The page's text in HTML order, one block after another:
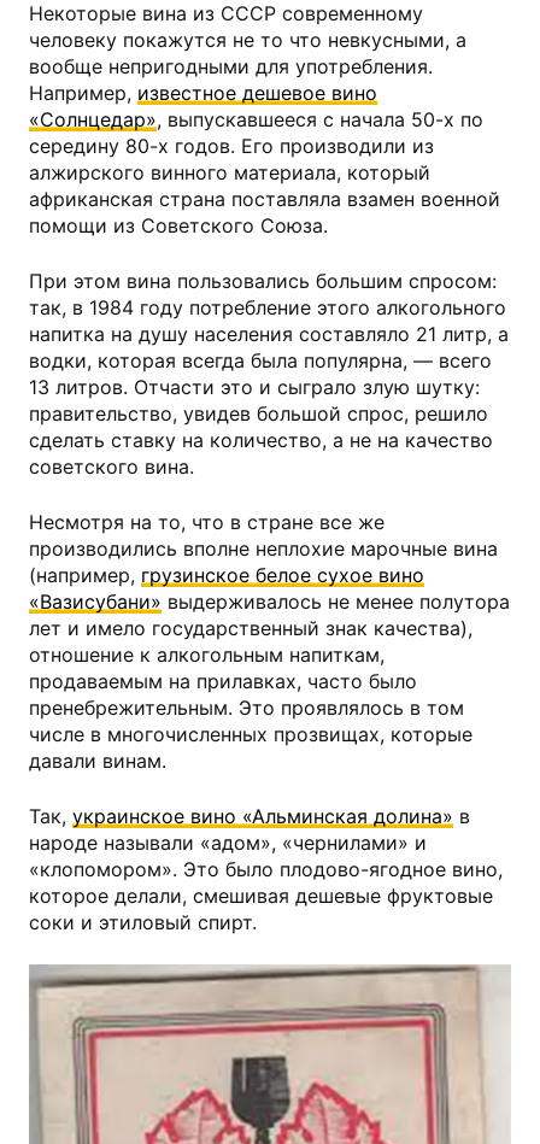
Некоторые вина из СССР современному
человеку покажутся не то что невкусными, а
вообще непригодными для употребления.
Например, известное дешевое вино
«Солнцедар», выпускавшееся с начала 50-х по
середину 80-х годов. Его производили из
алжирского винного материала, который
африканская страна поставляла взамен военной
помощи из Советского Союза.
При этом вина пользовались большим спросом:
так, в 1984 году потребление этого алкогольного
напитка на душу населения составляло 21 литр, а
водки, которая всегда была популярна, — всего
13 литров. Отчасти это и сыграло злую шутку:
правительство, увидев большой спрос, решило
сделать ставку на количество, а не на качество
советского вина.
Несмотря на то, что в стране все же
производились вполне неплохие марочные вина
(например, грузинское белое сухое вино
«Вазисубани» выдерживалось не менее полутора
лет и имело государственный знак качества),
отношение к алкогольным напиткам,
продаваемым на прилавках, часто было
пренебрежительным. Это проявлялось в том
числе в многочисленных прозвищах, которые
давали винам.
Так, украинское вино «Альминская долина» в
народе называли «адом», «чернилами» и
«клопомором». Это было плодово-ягодное вино,
которое делали, смешивая дешевые фруктовые
соки и этиловый спирт.